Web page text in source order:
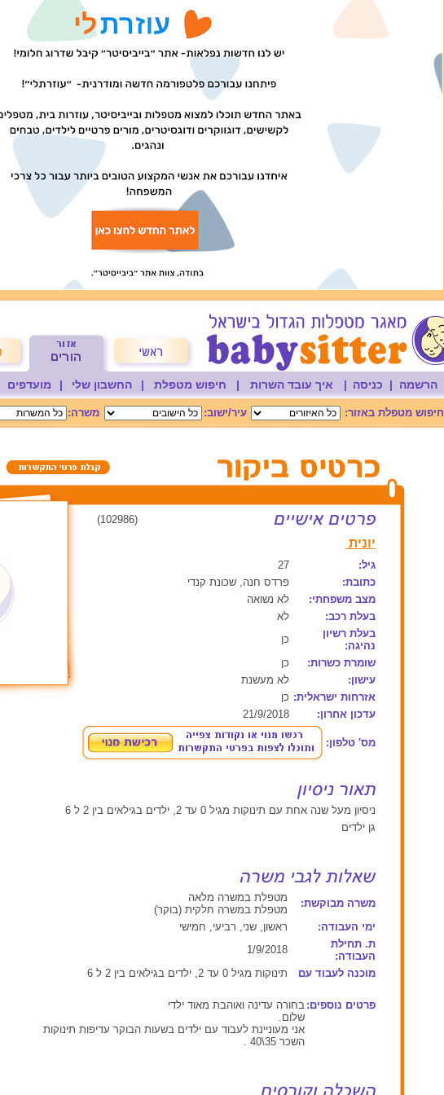
הרשמה | כניסה | איך עובד השרות | חיפוש מטפלת | החשבון שלי | מועדפים
חיפוש מטפלת באזור: עיר/ישוב: משרה:
(102986)
יונית
גיל:
27
כתובת:
פרדס חנה, שכונת קנדי
מצב משפחתי:
לא נשואה
בעלת רכב:
לא
בעלת רשיון
נהיגה:
כן
שומרת כשרות:
כן
עישון:
לא מעשנת
אזרחות ישראלית: כן
עדכון אחרון:
21/9/2018
מס' טלפון:
ניסיון מעל שנה אחת עם תינוקות מגיל 0 עד 2, ילדים בגילאים בין 2 ל 6
גן ילדים
משרה מבוקשת:
מטפלת במשרה מלאה
מטפלת במשרה חלקית (בוקר)
ימי העבודה:
ראשון, שני, רביעי, חמישי
ת. תחילת
העבודה:
1/9/2018
מוכנה לעבוד עם
תינוקות מגיל 0 עד 2, ילדים בגילאים בין 2 ל 6
פרטים נוספים: בחורה עדינה ואוהבת מאוד ילדי
שלום.
אני מעוניינת לעבוד עם ילדים בשעות הבוקר עדיפות תינוקות
השכר 35\40 .